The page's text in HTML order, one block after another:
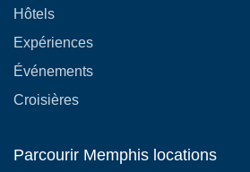
Hôtels
Expériences
Événements
Croisières
Parcourir Memphis locations